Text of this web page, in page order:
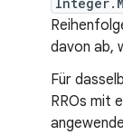
davon ab,
Für
RROs mit